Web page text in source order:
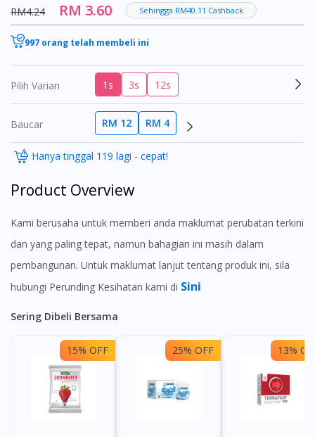
RM4.24 RM 3.60 Sehingga RM40.11 Cashback
997 orang telah membeli ini
Pilih Varian 1s 3s 12s
Baucar RM 12 RM 4
Hanya tinggal 119 lagi - cepat!
Product Overview
Kami berusaha untuk memberi anda maklumat perubatan terkini
dan yang paling tepat, namun bahagian ini masih dalam
pembangunan. Untuk maklumat lanjut tentang produk ini, sila
hubungi Perunding Kesihatan kami di Sini
Sering Dibeli Bersama
15% OFF 25% OFF 13%